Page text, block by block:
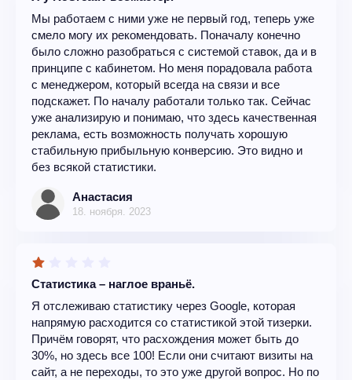
Мы работаем с ними уже не первый год, теперь уже
смело могу их рекомендовать. Поначалу конечно
было сложно разобраться с системой ставок, да и в
принципе с кабинетом. Но меня порадовала работа
с менеджером, который всегда на связи и все
подскажет. По началу работали только так. Сейчас
уже анализирую и понимаю, что здесь качественная
реклама, есть возможность получать хорошую
стабильную прибыльную конверсию. Это видно и
без всякой статистики.
Анастасия
18. ноября. 2023
Статистика – наглое враньё.
Я отслеживаю статистику через Google, которая
напрямую расходится со статистикой этой тизерки.
Причём говорят, что расхождения может быть до
30%, но здесь все 100! Если они считают визиты на
сайт, а не переходы, то это уже другой вопрос. Но по